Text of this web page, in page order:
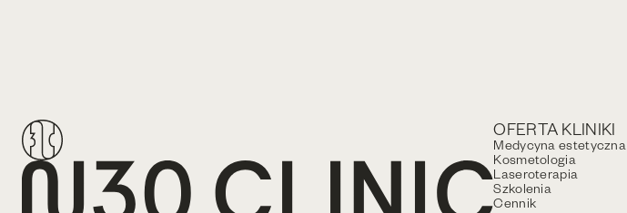
OFERTA KLINIKI
Medycyna estetyczna
Kosmetologia
Laseroterapia
Szkolenia
Cennik